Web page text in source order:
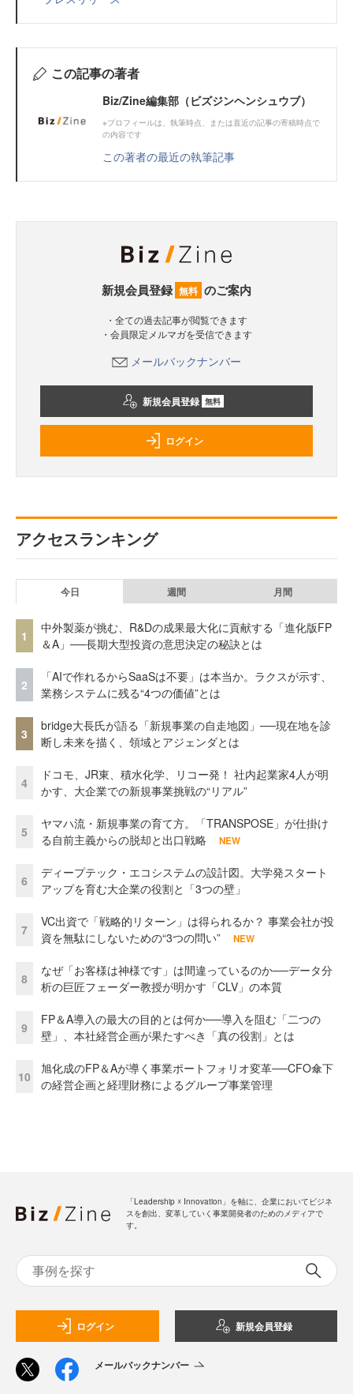
この記事の著者
Biz/Zine編集部（ビズジンヘンシュウブ）
※プロフィールは、執筆時点、または直近の記事の寄稿時点で
の内容です
この著者の最近の執筆記事
新規会員登録 無料 のご案内
・全ての過去記事が閲覧できます
・会員限定メルマガを受信できます
メールバックナンバー
新規会員登録 無料
ログイン
アクセスランキング
今日 週間 月間
1
中外製薬が挑む、R&Dの成果最大化に貢献する「進化版FP
＆A」──長期大型投資の意思決定の秘訣とは
2
「AIで作れるからSaaSは不要」は本当か。ラクスが示す、
業務システムに残る“4つの価値”とは
3
bridge大長氏が語る「新規事業の自走地図」──現在地を診
断し未来を描く、領域とアジェンダとは
4
ドコモ、JR東、積水化学、リコー発！ 社内起業家4人が明
かす、大企業での新規事業挑戦の“リアル”
5
ヤマハ流・新規事業の育て方。「TRANSPOSE」が仕掛け
る自前主義からの脱却と出口戦略
NEW
6
ディープテック・エコシステムの設計図。大学発スタート
アップを育む大企業の役割と「3つの壁」
7
VC出資で「戦略的リターン」は得られるか？ 事業会社が投
資を無駄にしないための“3つの問い”
NEW
8
なぜ「お客様は神様です」は間違っているのか──データ分
析の巨匠フェーダー教授が明かす「CLV」の本質
9
FP＆A導入の最大の目的とは何か──導入を阻む「二つの
壁」、本社経営企画が果たすべき「真の役割」とは
10
旭化成のFP＆Aが導く事業ポートフォリオ変革──CFO傘下
の経営企画と経理財務によるグループ事業管理
「Leadership ☓ Innovation」を軸に、企業においてビジネ
スを創出、変革していく事業開発者のためのメディアで
す。
ログイン 新規会員登録
メールバックナンバー